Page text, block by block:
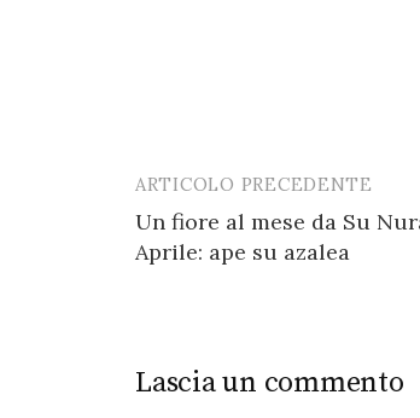
Post
navigation
ARTICOLO PRECEDENTE
Un fiore al mese da Su
Aprile: ape su azalea
Lascia un commento